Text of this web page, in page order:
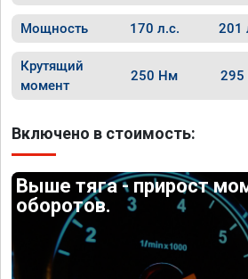
Мощность 170 л.с. 201
Крутящий
момент
250 Нм
Включено в стоимость:
Выше тяга - прирост
оборотов.